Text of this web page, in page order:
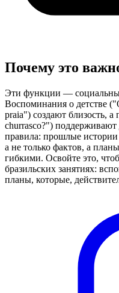
Почему это
Эти функции —
Воспоминания о детстве
praia") создают близость,
churrasco?") поддерживают
правила: прошлые истории
а не только фактов, а
гибкими. Освойте это,
бразильских занятиях:
планы, которые,